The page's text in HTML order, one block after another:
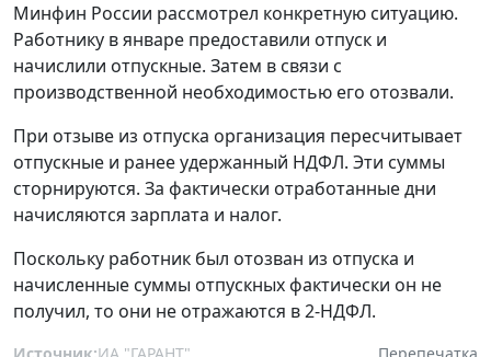
Минфин России рассмотрел конкретную ситуацию.
Работнику в январе предоставили отпуск и
начислили отпускные. Затем в связи с
производственной необходимостью его отозвали.
При отзыве из отпуска организация пересчитывает
отпускные и ранее удержанный НДФЛ. Эти суммы
сторнируются. За фактически отработанные дни
начисляются зарплата и налог.
Поскольку работник был отозван из отпуска и
начисленные суммы отпускных фактически он не
получил, то они не отражаются в 2-НДФЛ.